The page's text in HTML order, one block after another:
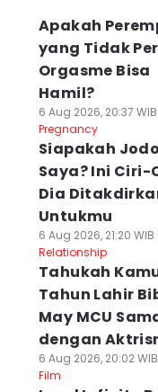
Apakah
yang Tidak
Orgasme Bisa
Hamil?
6 Aug 2026, 20:37 WIB
Pregnancy
Siapakah
Saya? Ini Ciri-
Dia
Untukmu
6 Aug 2026, 21:20 WIB
Relationship
Tahukah
Tahun Lahir
May MCU
dengan
6 Aug 2026, 20:02 WIB
Film